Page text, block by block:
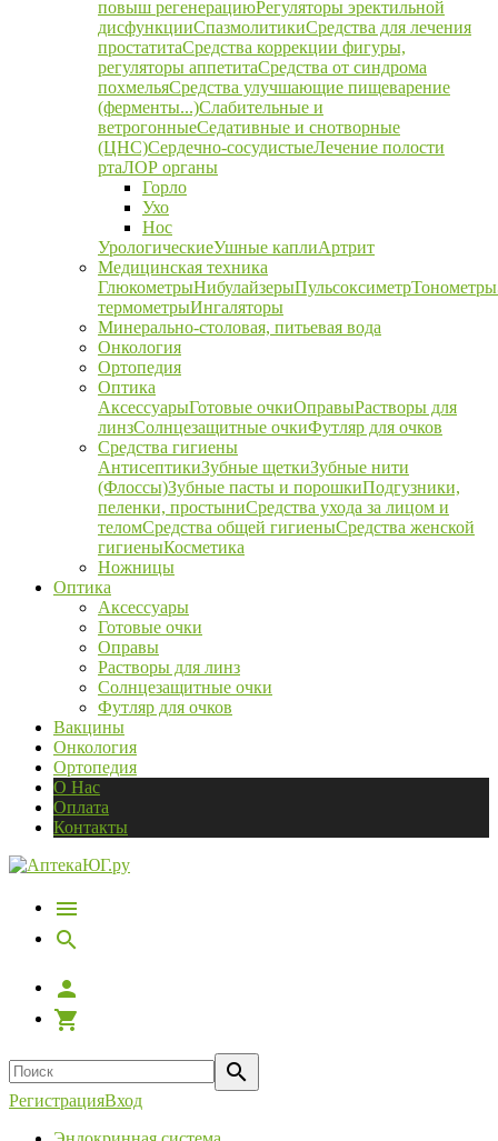
повыш регенерациюРегуляторы эректильной
дисфункцииСпазмолитикиСредства для лечения
простатитаСредства коррекции фигуры,
регуляторы аппетитаСредства от синдрома
похмельяСредства улучшающие пищеварение
(ферменты...)Слабительные и
ветрогонныеСедативные и снотворные
(ЦНС)Сердечно-сосудистыеЛечение полости
ртаЛОР органы
Горло
Ухо
Нос
УрологическиеУшные каплиАртрит
Медицинская техника
ГлюкометрыНибулайзерыПульсоксиметрТонометры
термометрыИнгаляторы
Минерально-столовая, питьевая вода
Онкология
Ортопедия
Оптика
АксессуарыГотовые очкиОправыРастворы для
линзСолнцезащитные очкиФутляр для очков
Средства гигиены
АнтисептикиЗубные щеткиЗубные нити
(Флоссы)Зубные пасты и порошкиПодгузники,
пеленки, простыниСредства ухода за лицом и
теломСредства общей гигиеныСредства женской
гигиеныКосметика
Ножницы
Оптика
Аксессуары
Готовые очки
Оправы
Растворы для линз
Солнцезащитные очки
Футляр для очков
Вакцины
Онкология
Ортопедия
О Нас
Оплата
Контакты
РегистрацияВход